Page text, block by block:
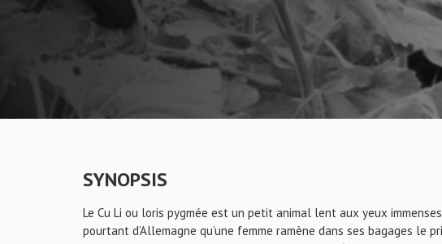
SYNOPSIS
Le Cu Li ou loris pygmée est un petit animal lent aux yeux
pourtant d’Allemagne qu’une femme ramène dans ses bagages le